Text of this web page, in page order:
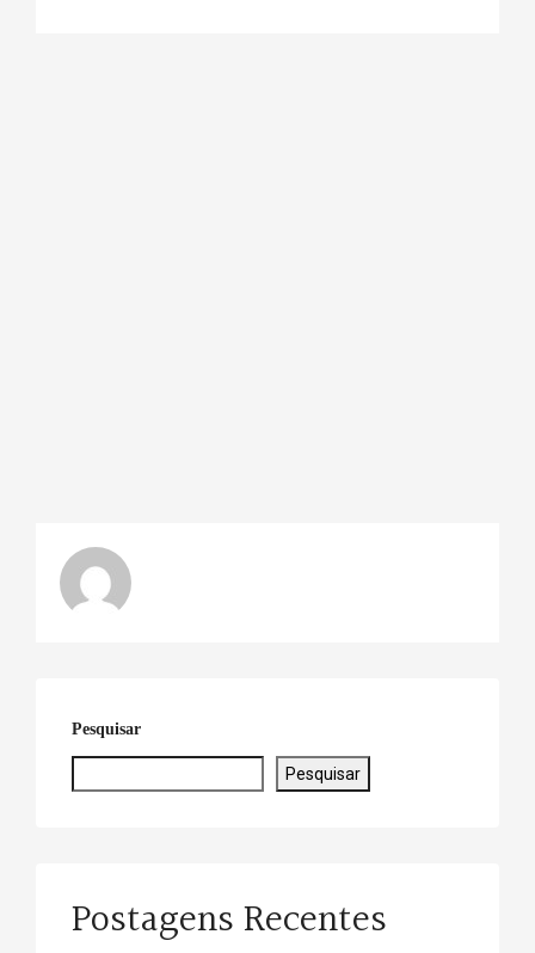
Pesquisar
Pesquisar
Postagens Recentes